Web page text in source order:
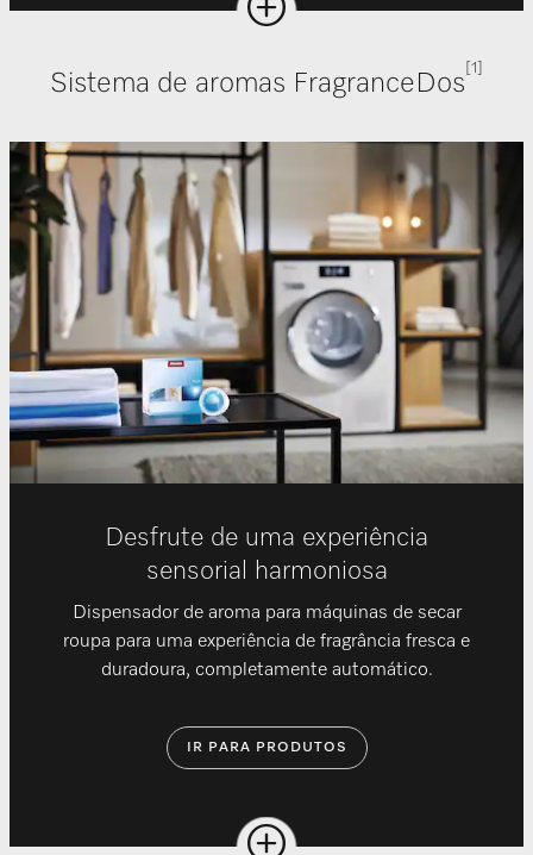
Sistema de aromas FragranceDos
[1]
Desfrute de uma experiência
sensorial harmoniosa
Dispensador de aroma para máquinas de secar
roupa para uma experiência de fragrância fresca e
duradoura, completamente automático.
IR PARA PRODUTOS